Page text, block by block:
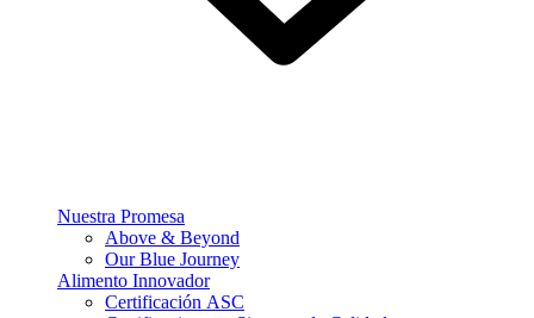
Nuestra Promesa
Above & Beyond
Our Blue Journey
Alimento Innovador
Certificación ASC